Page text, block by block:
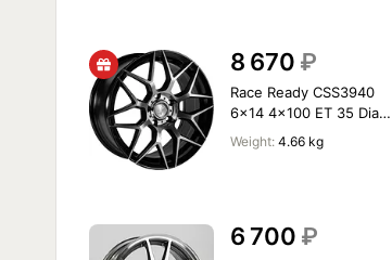
8 670 ₽
Race Ready CSS3940
6x14 4x100 ET 35 Dia
60.1 B-P
Weight: 4.66 kg
6 700 ₽